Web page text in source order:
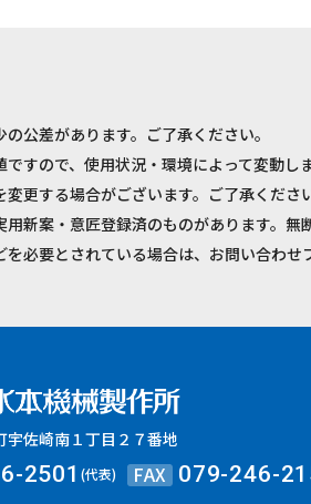
公差があります。ご了承ください。
すので、使用状況・環境によって変動し
更する場合がございます。ご了承ください
新案・意匠登録済のものがあります。無
必要とされている場合は、お問い合わせ
宇佐崎南１丁目２７番地
2501(代表) FAX 079-246-